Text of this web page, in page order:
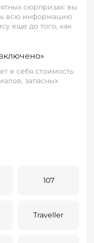
сюрпризах: вы
всю информацию
еще до того, как
в себя стоимость
запасных
107
Traveller